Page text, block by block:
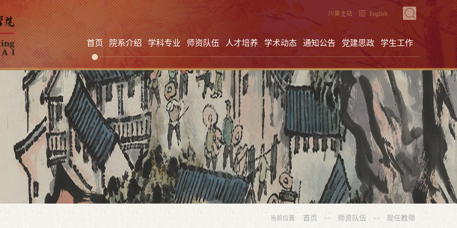
English
川美主站
首页 院系介绍 学科专业 师资队伍 人才培养 学术动态 通知公告 党建思政 学生工作
当前位置: 首页 >> 师资队伍 >> 现任教师